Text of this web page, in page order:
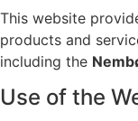
This website
products and
including the
Use of the